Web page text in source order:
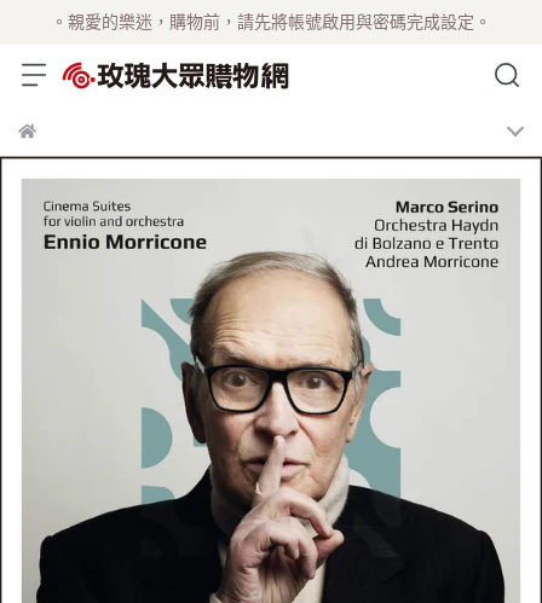
。親愛的樂迷，購物前，請先將帳號啟用與密碼完成設定。